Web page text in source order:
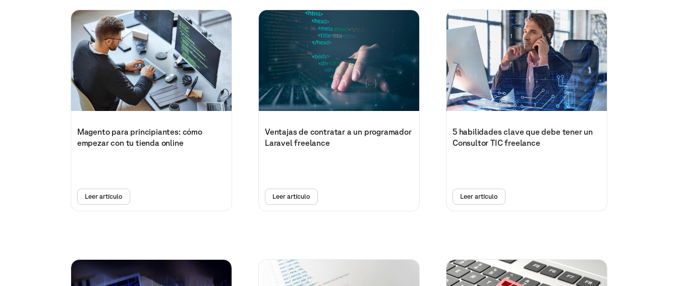
Magento para principiantes: cómo
empezar con tu tienda online
Leer artículo
Ventajas de contratar a un programador
Laravel freelance
Leer artículo
5 habilidades clave que debe tener un
Consultor TIC freelance
Leer artículo